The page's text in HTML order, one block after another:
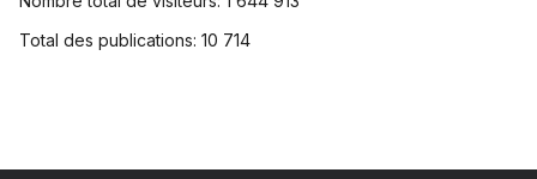
Total des publications: 10 714